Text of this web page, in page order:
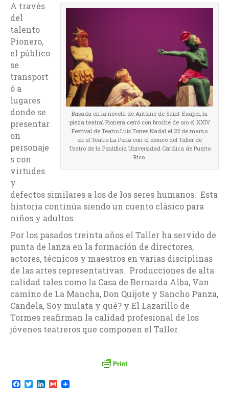
Basada en la novela de Antoine de Saint-Exúper, la
pieza teatral Pionera cerró con broche de oro el XXIV
Festival de Teatro Luis Torres Nadal el 22 de marzo
en el Teatro La Perla con el elenco del Taller de
Teatro de la Pontificia Universidad Católica de Puerto
Rico.
A través
del
talento
Pionero,
el público
se
transport
ó a
lugares
donde se
presentar
on
personaje
s con
virtudes
y
defectos similares a los de los seres humanos. Esta
historia continúa siendo un cuento clásico para
niños y adultos.
Por los pasados treinta años el Taller ha servido de
punta de lanza en la formación de directores,
actores, técnicos y maestros en varias disciplinas
de las artes representativas. Producciones de alta
calidad tales como la Casa de Bernarda Alba, Van
camino de La Mancha, Don Quijote y Sancho Panza,
Candela, Soy mulata y qué? y El Lazarillo de
Tormes reafirman la calidad profesional de los
jóvenes teatreros que componen el Taller.
F
a
T
w
L G
m